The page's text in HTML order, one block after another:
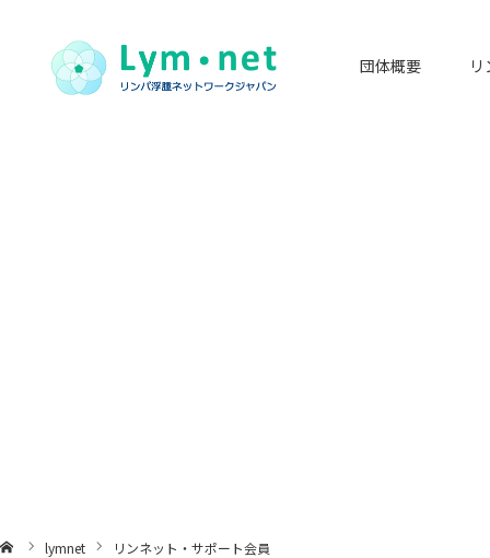
団体概要
lymnet リンネット・サポート会員